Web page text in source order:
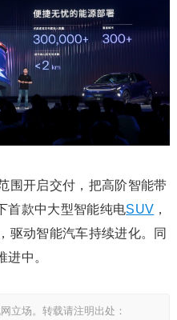
围开启交付，把高阶智能带
首款中大型智能纯电SUV ，
驱动智能汽车持续进化。同
进中。
立场。转载请注明出处：